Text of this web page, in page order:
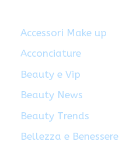
Accessori Make up
Acconciature
Beauty e Vip
Beauty News
Beauty Trends
Bellezza e Benessere